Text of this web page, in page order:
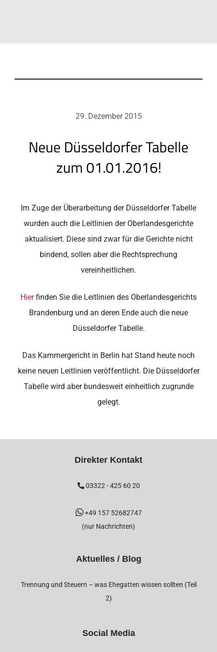
Neue Düsseldorfer Tabelle
zum 01.01.2016!
29. Dezember 2015
Im Zuge der Überarbeitung der Düsseldorfer Tabelle
wurden auch die Leitlinien der Oberlandesgerichte
aktualisiert. Diese sind zwar für die Gerichte nicht
bindend, sollen aber die Rechtsprechung
vereinheitlichen.
Hierfinden Sie die Leitlinien des Oberlandesgerichts
Brandenburg und an deren Ende auch die neue
Düsseldorfer Tabelle.
Das Kammergericht in Berlin hat Stand heute noch
keine neuen Leitlinien veröffentlicht. Die Düsseldorfer
Tabelle wird aber bundesweit einheitlich zugrunde
gelegt.
Direkter Kontakt
03322 - 425 60 20
+49 157 52682747
(nur Nachrichten)
Aktuelles / Blog
Trennung und Steuern – was Ehegatten wissen sollten (Teil
2)
Social Media